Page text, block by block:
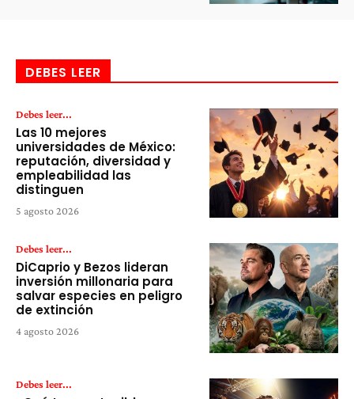
DEBES LEER
Debes leer...
Las 10 mejores
universidades de México:
reputación, diversidad y
empleabilidad las
distinguen
5 agosto 2026
Debes leer...
DiCaprio y Bezos lideran
inversión millonaria para
salvar especies en peligro
de extinción
4 agosto 2026
Debes leer...